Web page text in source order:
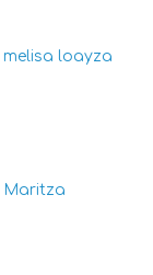
melisa loayza
Maritza